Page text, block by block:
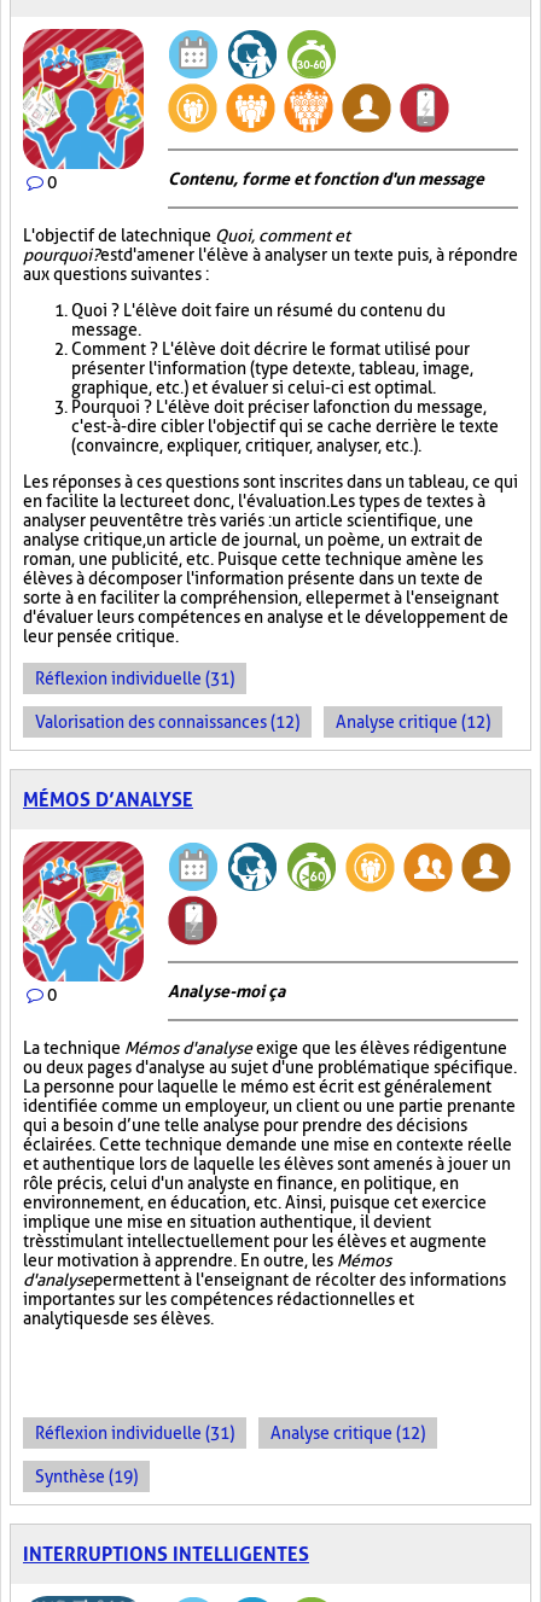
0 Contenu, forme et fonction d'un message
L'objectif de la technique Quoi, comment et
pourquoi?est d'amener l'élève à analyser un texte puis, à répondre
aux questions suivantes :
Quoi ? L'élève doit faire un résumé du contenu du
message.
Comment ? L'élève doit décrire le format utilisé pour
présenter l'information (type de texte, tableau, image,
graphique, etc.) et évaluer si celui-ci est optimal.
Pourquoi ? L'élève doit préciser la fonction du message,
c'est-à-dire cibler l'objectif qui se cache derrière le texte
(convaincre, expliquer, critiquer, analyser, etc.).
Les réponses à ces questions sont inscrites dans un tableau, ce qui
en facilite la lecture et donc, l'évaluation. Les types de textes à
analyser peuvent être très variés : un article scientifique, une
analyse critique, un article de journal, un poème, un extrait de
roman, une publicité, etc. Puisque cette technique amène les
élèves à décomposer l'information présente dans un texte de
sorte à en faciliter la compréhension, elle permet à l'enseignant
d'évaluer leurs compétences en analyse et le développement de
leur pensée critique.
Réflexion individuelle (31)
Valorisation des connaissances (12) Analyse critique (12)
MÉMOS D’ANALYSE
0 Analyse-moi ça
La technique Mémos d'analyseexige que les élèves rédigent une
ou deux pages d'analyse au sujet d'une problématique spécifique.
La personne pour laquelle le mémo est écrit est généralement
identifiée comme un employeur, un client ou une partie prenante
qui a besoin d’une telle analyse pour prendre des décisions
éclairées. Cette technique demande une mise en contexte réelle
et authentique lors de laquelle les élèves sont amenés à jouer un
rôle précis, celui d'un analyste en finance, en politique, en
environnement, en éducation, etc. Ainsi, puisque cet exercice
implique une mise en situation authentique, il devient
très stimulant intellectuellement pour les élèves et augmente
leur motivation à apprendre. En outre, les Mémos
d'analysepermettent à l'enseignant de récolter des informations
importantes sur les compétences rédactionnelles et
analytiques de ses élèves.
Réflexion individuelle (31) Analyse critique (12)
Synthèse (19)
INTERRUPTIONS INTELLIGENTES